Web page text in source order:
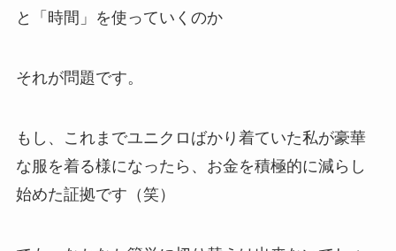
と「時間」を使っていくのか
それが問題です。
もし、これまでユニクロばかり着ていた私が豪華
な服を着る様になったら、お金を積極的に減らし
始めた証拠です（笑）